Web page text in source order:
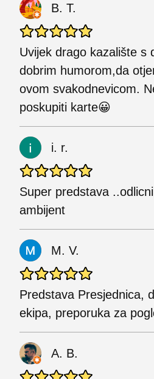
B. T.
Uvijek drago kazalište s
dobrim humorom,da
ovom svakodnevicom.
poskupiti karte😀
i. r.
Super predstava
ambijent
M. V.
Predstava Presjednica,
ekipa, preporuka za
A. B.